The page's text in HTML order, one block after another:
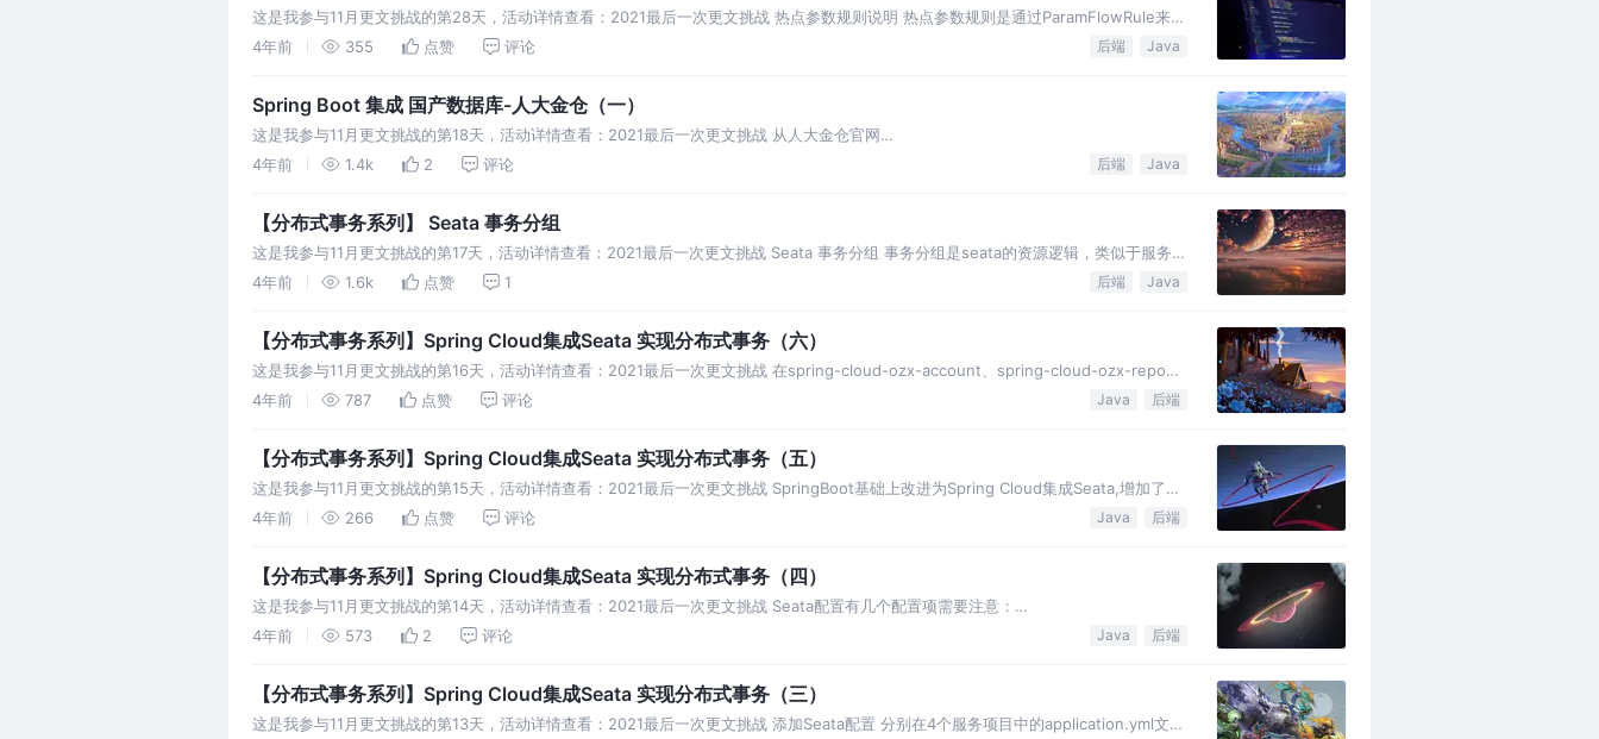
这是我参与11月更文挑战的第28天，活动详情查看：2021最后一次更文挑战 热点参数规则说明 热点参数规则是通过ParamFlowRule来配
置的，也有和FlowRule不同的属性，分别如下参数说明：
4年前 355 点赞 评论 后端 Java
Spring Boot 集成 国产数据库-人大金仓（一）
这是我参与11月更文挑战的第18天，活动详情查看：2021最后一次更文挑战 从人大金仓官网
（https://www.kingbase.com.cn/service/c_id/378.html）下载对应
4年前 1.4k 2 评论 后端 Java
【分布式事务系列】 Seata 事务分组
这是我参与11月更文挑战的第17天，活动详情查看：2021最后一次更文挑战 Seata 事务分组 事务分组是seata的资源逻辑，类似于服务实
例。在file.conf中的my_test_tx_grou
4年前 1.6k 点赞 1 后端 Java
【分布式事务系列】Spring Cloud集成Seata 实现分布式事务（六）
这是我参与11月更文挑战的第16天，活动详情查看：2021最后一次更文挑战 在spring-cloud-ozx-account、spring-cloud-ozx-repo、
spring-cloud-o
4年前 787 点赞 评论 Java 后端
【分布式事务系列】Spring Cloud集成Seata 实现分布式事务（五）
这是我参与11月更文挑战的第15天，活动详情查看：2021最后一次更文挑战 SpringBoot基础上改进为Spring Cloud集成Seata,增加了
Greenwich.SR2版本的Spring
4年前 266 点赞 评论 Java 后端
【分布式事务系列】Spring Cloud集成Seata 实现分布式事务（四）
这是我参与11月更文挑战的第14天，活动详情查看：2021最后一次更文挑战 Seata配置有几个配置项需要注意：
seata.support.spring.datasource-autoproxy:t
4年前 573 2 评论 Java 后端
【分布式事务系列】Spring Cloud集成Seata 实现分布式事务（三）
这是我参与11月更文挑战的第13天，活动详情查看：2021最后一次更文挑战 添加Seata配置 分别在4个服务项目中的application.yml文件